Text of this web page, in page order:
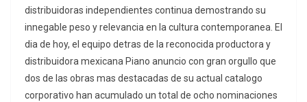
distribuidoras independientes continua demostrando su
innegable peso y relevancia en la cultura contemporanea. El
dia de hoy, el equipo detras de la reconocida productora y
distribuidora mexicana Piano anuncio con gran orgullo que
dos de las obras mas destacadas de su actual catalogo
corporativo han acumulado un total de ocho nominaciones